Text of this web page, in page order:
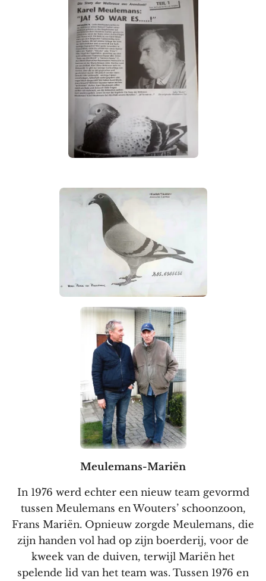
Meulemans-Mariën
In 1976 werd echter een nieuw team gevormd
tussen Meulemans en Wouters’ schoonzoon,
Frans Mariën. Opnieuw zorgde Meulemans, die
zijn handen vol had op zijn boerderij, voor de
kweek van de duiven, terwijl Mariën het
spelende lid van het team was. Tussen 1976 en